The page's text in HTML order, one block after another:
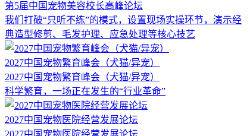
第5届中国宠物美容校长高峰论坛
我们打破“只听不练”的模式，设置现场实操环节，演示经
典造型修剪、毛发护理、应急处理等核心技艺
2027中国宠物繁育峰会（犬猫/异宠）
2027中国宠物繁育峰会（犬猫/异宠）
科学繁育，一场正在发生的“行业革命”
2027中国宠物医院经营发展论坛
2027中国宠物医院经营发展论坛